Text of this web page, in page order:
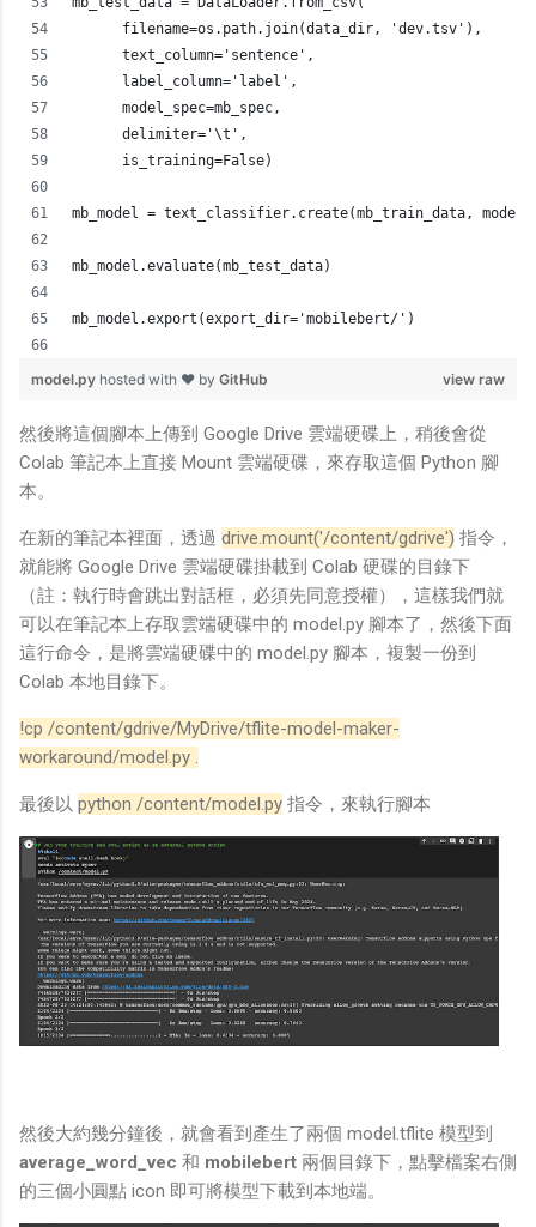
      filename=os.path.join(data_dir, 'dev.tsv'),
      text_column='sentence',
      label_column='label',
      model_spec=mb_spec,
      delimiter='\t',
      is_training=False)
mb_model = text_classifier.create(mb_train_data,
mb_model.evaluate(mb_test_data)
mb_model.export(export_dir='mobilebert/')
view raw
model.py hosted with ❤ by GitHub
然後將這個腳本上傳到 Google Drive 雲端硬碟上，稍後會從
Colab 筆記本上直接 Mount 雲端硬碟，來存取這個 Python 腳
本。
在新的筆記本裡面，透過 drive.mount('/content/gdrive') 指令，
就能將 Google Drive 雲端硬碟掛載到 Colab 硬碟的目錄下
（註：執行時會跳出對話框，必須先同意授權），這樣我們就
可以在筆記本上存取雲端硬碟中的 model.py 腳本了，然後下面
這行命令，是將雲端硬碟中的 model.py 腳本，複製一份到
Colab 本地目錄下。
!cp /content/gdrive/MyDrive/tflite-model-maker-
workaround/model.py .
最後以 python /content/model.py 指令，來執行腳本
然後大約幾分鐘後，就會看到產生了兩個 model.tflite 模型到
average_word_vec 和 mobilebert 兩個目錄下，點擊檔案右側
的三個小圓點 icon 即可將模型下載到本地端。